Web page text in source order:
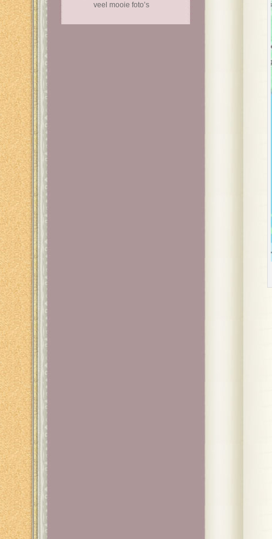
veel mooie foto’s